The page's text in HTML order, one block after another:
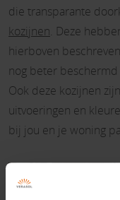
die transparante
kozijnen . Deze
hierboven
nog beter
Ook deze kozijnen
uitvoeringen en
bij jou en je woning